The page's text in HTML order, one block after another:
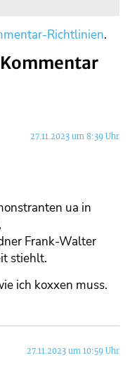
Richtlinien.
27.11.2023 um 8:39 Uhr
ua in
Frank-Walter
stiehlt.
ich koxxen muss.
27.11.2023 um 10:59 Uhr